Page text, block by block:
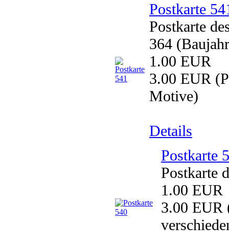
Postkarte
Postkarte
364
1.00 EUR
3.00 EUR
Motive)
Details
Postkarte
Postkarte
1.00 EUR
3.00 EUR